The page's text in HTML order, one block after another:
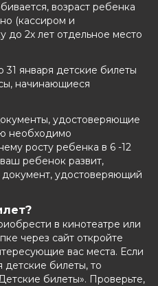
возраст ребенка
(кассиром и
до 2х лет отдельное место
31 января детские билеты
начинающиеся
удостоверяющие
необходимо
росту ребенка в 6 -12
ребенок развит,
документ, удостоверяющий
в кинотеатре или
через сайт откройте
вас места. Если
билеты, то
билеты». Проверьте,